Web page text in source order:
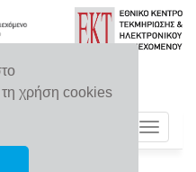
τη χρήση cookies
Toggle